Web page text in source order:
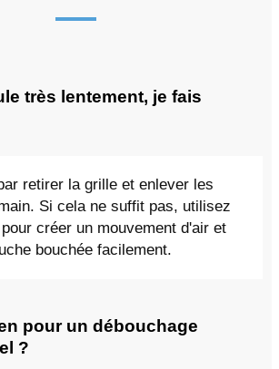
très lentement, je fais
retirer la grille et enlever les
Si cela ne suffit pas, utilisez
créer un mouvement d'air et
bouchée facilement.
pour un débouchage
?